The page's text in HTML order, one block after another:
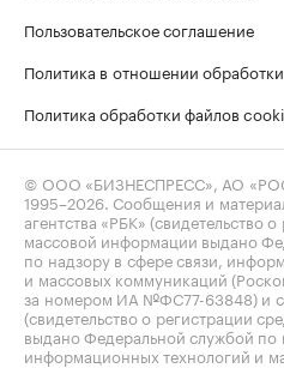
Пользовательское соглашение
Политика в отношении
Политика обработки файлов
© ООО «БИЗНЕСПРЕСС», АО
1995–2026. Сообщения и
агентства «РБК» (свидетельство
массовой информации выдано
по надзору в сфере связи,
и массовых коммуникаций
за номером ИА №ФС77-63848) и
(свидетельство о регистрации
выдано Федеральной службой по
информационных технологий и